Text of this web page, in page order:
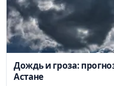
Дождь и гроза:
Астане